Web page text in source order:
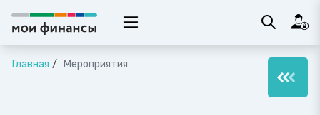
Главная Мероприятия